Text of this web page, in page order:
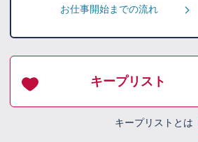
お仕事開始までの流れ
キープリスト
キープリストとは